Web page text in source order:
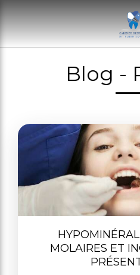
Blog -
MOLAIRES ET